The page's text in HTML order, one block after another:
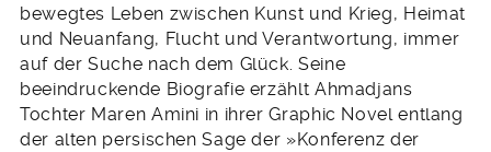
bewegtes Leben zwischen Kunst und Krieg, Heimat
und Neuanfang, Flucht und Verantwortung, immer
auf der Suche nach dem Glück. Seine
beeindruckende Biografie erzählt Ahmadjans
Tochter Maren Amini in ihrer Graphic Novel entlang
der alten persischen Sage der »Konferenz der